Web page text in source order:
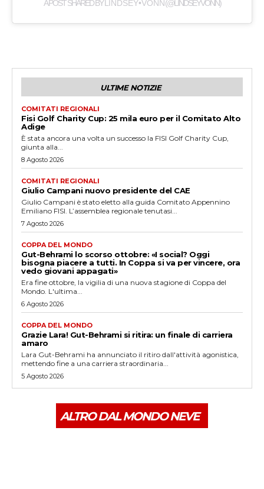
A POST SHARED BY L I N D S E Y • V O N N (@LINDSEYVONN)
ULTIME NOTIZIE
COMITATI REGIONALI
Fisi Golf Charity Cup: 25 mila euro per il Comitato Alto
Adige
È stata ancora una volta un successo la FISI Golf Charity Cup,
giunta alla...
8 Agosto 2026
COMITATI REGIONALI
Giulio Campani nuovo presidente del CAE
Giulio Campani è stato eletto alla guida Comitato Appennino
Emiliano FISI. L’assemblea regionale tenutasi...
7 Agosto 2026
COPPA DEL MONDO
Gut-Behrami lo scorso ottobre: «I social? Oggi
bisogna piacere a tutti. In Coppa si va per vincere, ora
vedo giovani appagati»
Era fine ottobre, la vigilia di una nuova stagione di Coppa del
Mondo. L'ultima...
6 Agosto 2026
COPPA DEL MONDO
Grazie Lara! Gut-Behrami si ritira: un finale di carriera
amaro
Lara Gut-Behrami ha annunciato il ritiro dall'attività agonistica,
mettendo fine a una carriera straordinaria...
5 Agosto 2026
ALTRO DAL MONDO NEVE